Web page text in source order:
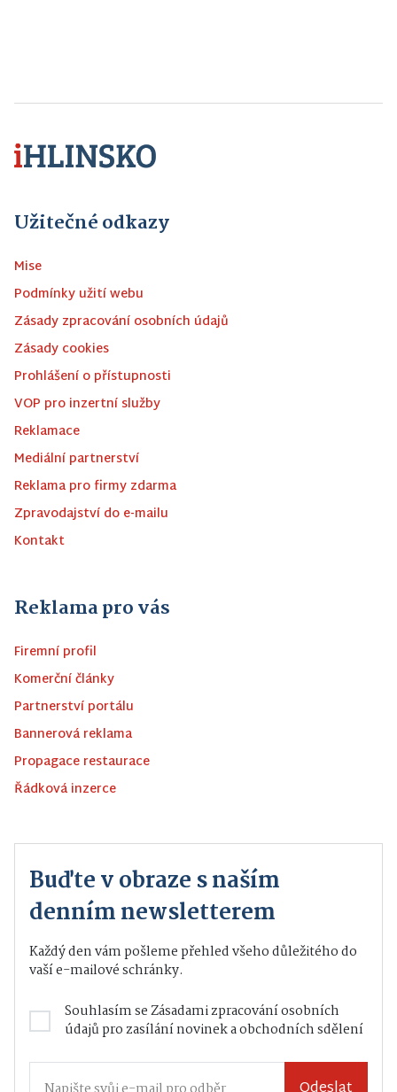
Užitečné odkazy
Mise
Podmínky užití webu
Zásady zpracování osobních údajů
Zásady cookies
Prohlášení o přístupnosti
VOP pro inzertní služby
Reklamace
Mediální partnerství
Reklama pro firmy zdarma
Zpravodajství do e-mailu
Kontakt
Reklama pro vás
Firemní profil
Komerční články
Partnerství portálu
Bannerová reklama
Propagace restaurace
Řádková inzerce
Buďte v obraze s naším
denním newsletterem
Každý den vám pošleme přehled všeho důležitého do
vaší e-mailové schránky.
Souhlasím seZásadami zpracování osobních
údajůpro zasílání novinek a obchodních sdělení